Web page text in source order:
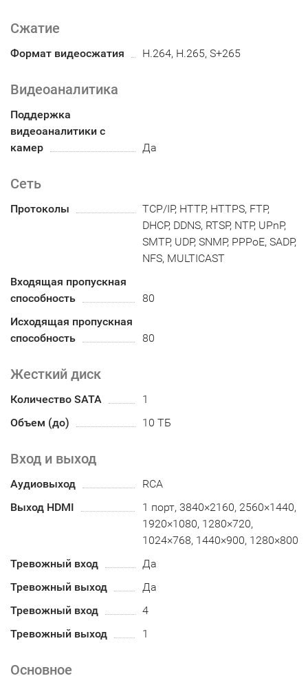
Сжатие
Формат видеосжатия H.264, H.265, S+265
Видеоаналитика
Поддержка
видеоаналитики с
камер
Да
Сеть
Протоколы
TCP/IP, HTTP, HTTPS, FTP,
DHCP, DDNS, RTSP, NTP, UPnP,
SMTP, UDP, SNMP, PPPoE, SADP,
NFS, MULTICAST
Входящая пропускная
способность
80
Исходящая пропускная
способность
80
Жесткий диск
Количество SATA
1
Объем (до)
10 ТБ
Вход и выход
Аудиовыход
RCA
Выход HDMI
1 порт, 3840×2160, 2560×1440,
1920×1080, 1280×720,
1024×768, 1440×900, 1280×800
Тревожный вход
Да
Тревожный выход
Да
Тревожный вход
4
Тревожный выход
1
Основное